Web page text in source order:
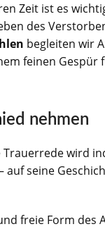
Zeit ist es
des
begleiten wir
feinen Gespür
nehmen
Trauerrede wird
seine
freie Form des